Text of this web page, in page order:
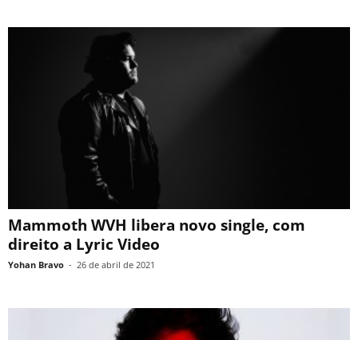
Mammoth WVH libera novo single, com
direito a Lyric Video
Yohan Bravo - 26 de abril de 2021